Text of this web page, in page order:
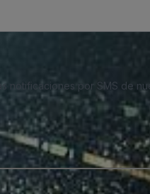
notificaciones por SMS de